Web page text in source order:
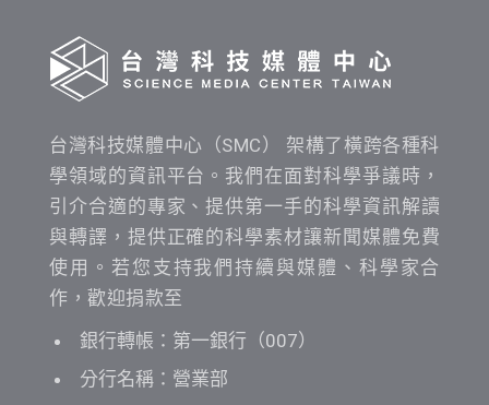
台灣科技媒體中心（SMC） 架構了橫跨各種科
學領域的資訊平台。我們在面對科學爭議時，
引介合適的專家、提供第一手的科學資訊解讀
與轉譯，提供正確的科學素材讓新聞媒體免費
使用。若您支持我們持續與媒體、科學家合
作，歡迎捐款至
銀行轉帳：第一銀行（007）
分行名稱：營業部